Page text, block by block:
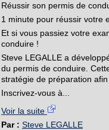
Réussir son permis de
1 minute pour réussir votre
Et si vous passiez votre
conduire !
Steve LEGALLE a
du permis de conduire.
stratégie de préparation
Inscrivez-vous à...
Voir la suite
Par : Steve LEGALLE